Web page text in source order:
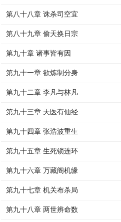
第八十八章 诛杀司空宜
第八十九章 偷天换日宗
第九十章 诸事皆有因
第九十一章 欲炼制分身
第九十二章 李凡与林凡
第九十三章 天医有仙经
第九十四章 张浩波重生
第九十五章 生死锁连环
第九十六章 万藏阁机缘
第九十七章 机关布杀局
第九十八章 两世辨命数